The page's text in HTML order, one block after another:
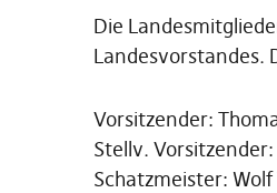
Die
Landesvorstandes.
Vorsitzender:
Stellv.
Schatzmeister: